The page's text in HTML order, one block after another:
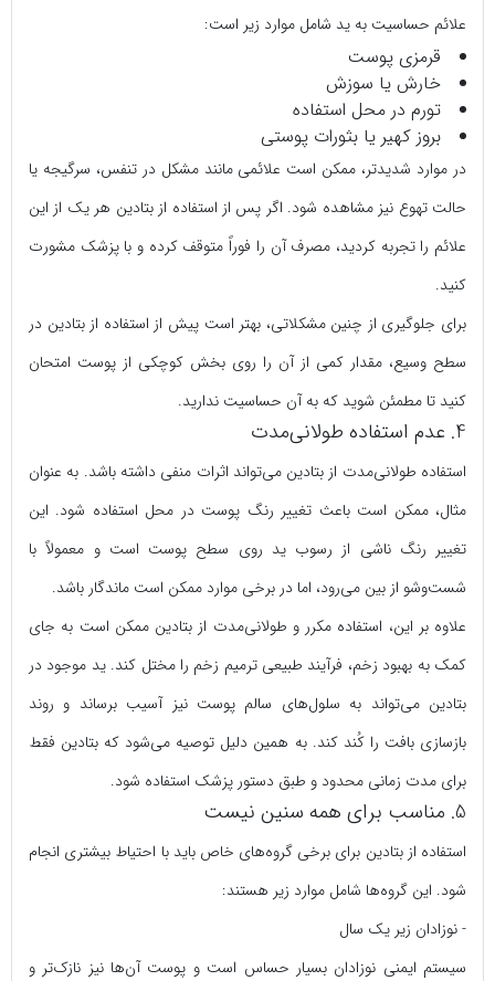
علائم حساسیت به ید شامل موارد زیر است:
قرمزی پوست
خارش یا سوزش
تورم در محل استفاده
بروز کهیر یا بثورات پوستی
در موارد شدیدتر، ممکن است علائمی مانند مشکل در تنفس، سرگیجه یا
حالت تهوع نیز مشاهده شود. اگر پس از استفاده از بتادین هر یک از این
علائم را تجربه کردید، مصرف آن را فوراً متوقف کرده و با پزشک مشورت
کنید.
برای جلوگیری از چنین مشکلاتی، بهتر است پیش از استفاده از بتادین در
سطح وسیع، مقدار کمی از آن را روی بخش کوچکی از پوست امتحان
کنید تا مطمئن شوید که به آن حساسیت ندارید.
4. عدم استفاده طولانی‌مدت
استفاده طولانی‌مدت از بتادین می‌تواند اثرات منفی داشته باشد. به عنوان
مثال، ممکن است باعث تغییر رنگ پوست در محل استفاده شود. این
تغییر رنگ ناشی از رسوب ید روی سطح پوست است و معمولاً با
شست‌وشو از بین می‌رود، اما در برخی موارد ممکن است ماندگار باشد.
علاوه بر این، استفاده مکرر و طولانی‌مدت از بتادین ممکن است به جای
کمک به بهبود زخم، فرآیند طبیعی ترمیم زخم را مختل کند. ید موجود در
بتادین می‌تواند به سلول‌های سالم پوست نیز آسیب برساند و روند
بازسازی بافت را کُند کند. به همین دلیل توصیه می‌شود که بتادین فقط
برای مدت زمانی محدود و طبق دستور پزشک استفاده شود.
5. مناسب برای همه سنین نیست
استفاده از بتادین برای برخی گروه‌های خاص باید با احتیاط بیشتری انجام
شود. این گروه‌ها شامل موارد زیر هستند:
- نوزادان زیر یک سال
سیستم ایمنی نوزادان بسیار حساس است و پوست آن‌ها نیز نازک‌تر و